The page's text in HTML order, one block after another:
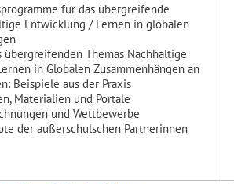
für das übergreifende
Entwicklung / Lernen in globalen
übergreifenden Themas Nachhaltige
in Globalen Zusammenhängen an
Beispiele aus der Praxis
Materialien und Portale
und Wettbewerbe
der außerschulschen Partnerinnen